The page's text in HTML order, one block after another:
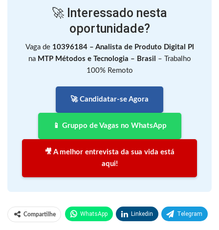
🚀 Interessado nesta
oportunidade?
Vaga de 10396184 – Analista de Produto Digital Pl
na MTP Métodos e Tecnologia – Brasil
– Trabalho
100% Remoto
🚀 Candidatar-se Agora
📱 Gruppo de Vagas no WhatsApp
🎥 A melhor entrevista da sua vida está
aqui!
Compartilhe WhatsApp Linkedin Telegram